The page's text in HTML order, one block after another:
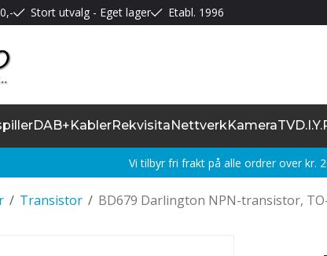
Stort utvalg - Eget lager Etabl. 1996
DAB+KablerRekvisitaNettverkKameraTVD.I.Y.
Vi tilbyr fri frakt på alle ordrer over kr.
/ /
Transistor BD679 Darlington NPN-transistor,